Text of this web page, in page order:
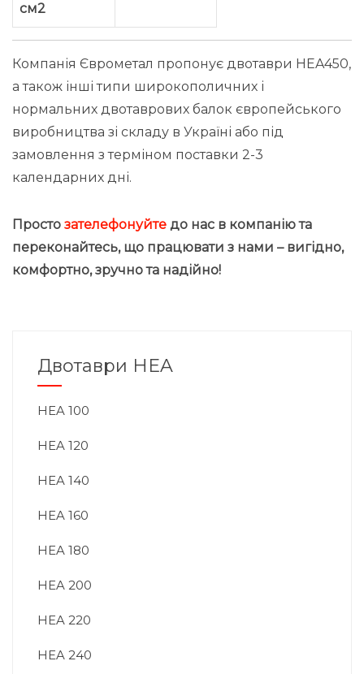
см2
Компанія Єврометал пропонує двотаври HEA450,
а також інші типи широкополичних і
нормальних двотаврових балок європейського
виробництва зі складу в Україні або під
замовлення з терміном поставки 2-3
календарних дні.
Просто зателефонуйте до нас в компанію та
переконайтесь, що працювати з нами – вигідно,
комфортно, зручно та надійно!
Двотаври HEA
HEA 100
HEA 120
HEA 140
HEA 160
HEA 180
HEA 200
HEA 220
HEA 240